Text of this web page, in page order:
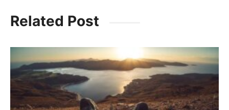
c
e
b
o
o
k
at
s
A
p
p
e
gr
a
m
dI
n
Related Post